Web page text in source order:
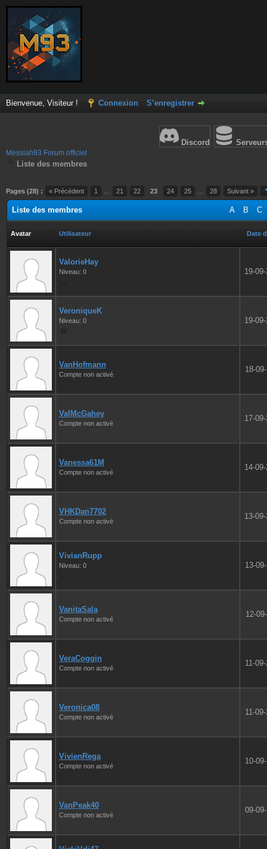
Bienvenue, Visiteur ! Connexion S’enregistrer
Discord
Messiah93 Forum officiel
Liste des membres
Pages (28) : « Précédent 1 21 22 23 24 25 28 Suivant »
A B C
Liste des membres
Avatar Utilisateur Date
ValorieHay
Niveau: 0 19-
VeroniqueK
Niveau: 0 19-
VanHofmann
Compte non activé
18-
ValMcGahey
Compte non activé
17-
Vanessa61M
Compte non activé
14-
VHKDan7702
Compte non activé
13-
VivianRupp
Niveau: 0 13-
VanitaSala
Compte non activé
12-
VeraCoggin
Compte non activé
11-
Veronica08
Compte non activé
11-
VivienRega
Compte non activé
10-
VanPeak40
Compte non activé
09-